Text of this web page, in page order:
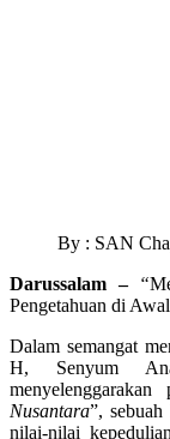
By : SAN
Darussalam –
“
Pengetahuan di
Dalam semangat
H, Senyum
Nusantara”,
nilai-nilai